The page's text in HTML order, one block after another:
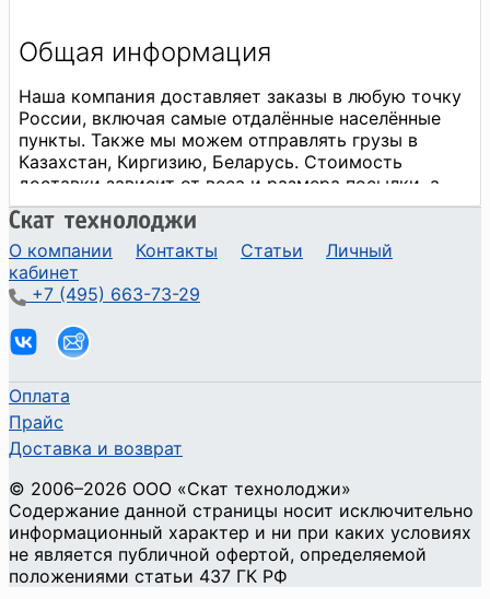
О компании Контакты Статьи
Личный
кабинет
+7 (495) 663-73-29
Оплата
Прайс
Доставка и возврат
© 2006–2026 ООО «Скат технолоджи»
Содержание данной страницы носит исключительно
информационный характер и ни при каких условиях
не является публичной офертой, определяемой
положениями статьи 437 ГК РФ